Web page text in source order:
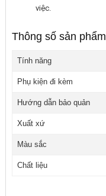
việc.
Thông số sản phẩm
Tính năng
Phụ kiện đi kèm
Hướng dẫn bảo quản
Xuất xứ
Màu sắc
Chất liệu